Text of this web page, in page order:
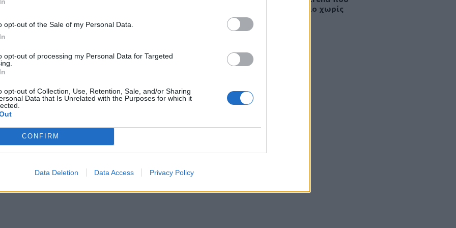
opt-out of the Sale of my Personal Data.
opt-out of processing my Personal Data for Targeted
opt-out of Collection, Use, Retention, Sale, and/or Sharing
Data that Is Unrelated with the Purposes for which it
CONFIRM
Data Deletion Data Access Privacy Policy
το αεροπλάνο του
τραυματίες
στη Ρουμανία, μετά από
στέλνει τη Gen Z στον ήλιο χωρίς
αντηλιακό